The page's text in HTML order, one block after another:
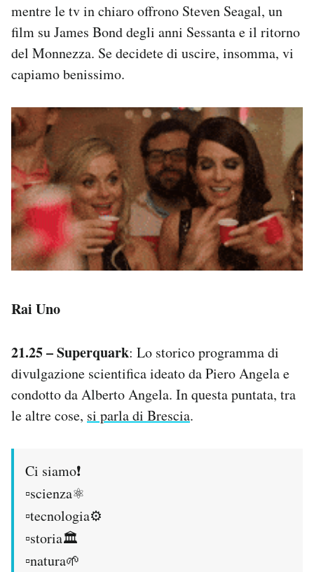
SHOP
CALENDARIO
Area Personale
Newsletter
Notifiche mobile
Regala il Post
Hai bisogno di aiuto?
Esci
mentre le tv in chiaro offrono Steven Seagal, un
film su James Bond degli anni Sessanta e il ritorno
del Monnezza. Se decidete di uscire, insomma, vi
capiamo benissimo.
Rai Uno
21.25 – Superquark: Lo storico programma di
divulgazione scientifica ideato da Piero Angela e
condotto da Alberto Angela. In questa puntata, tra
le altre cose, si parla di Brescia.
Ci siamo❗
▫scienza⚛
▫tecnologia⚙
▫storia🏛
▫natura🌱